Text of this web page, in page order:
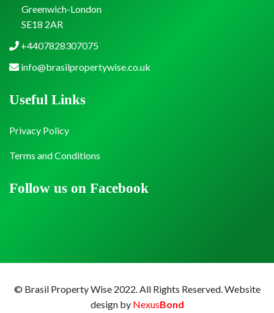
Greenwich-London
SE18 2AR
+4407828307075
info@brasilpropertywise.co.uk
Follow us on Facebook
Useful Links
Privacy Policy
Terms and Conditions
© Brasil Property Wise 2022. All Rights Reserved.Website
design by NexusBond